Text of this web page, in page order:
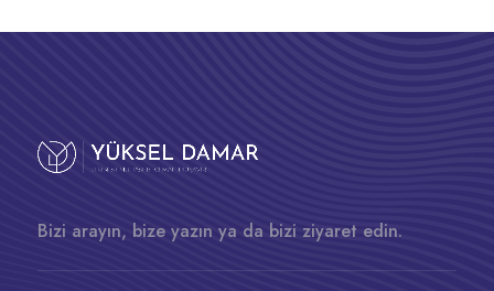
Bizi arayın, bize yazın ya da bizi ziyaret edin.